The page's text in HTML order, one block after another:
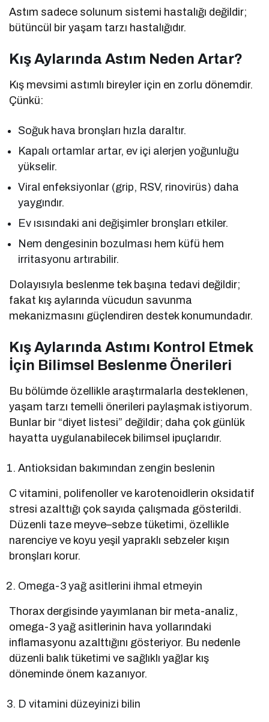
Astım sadece solunum sistemi hastalığı değildir;
bütüncül bir yaşam tarzı hastalığıdır.
Kış Aylarında Astım Neden Artar?
Kış mevsimi astımlı bireyler için en zorlu dönemdir.
Çünkü:
Soğuk hava bronşları hızla daraltır.
Kapalı ortamlar artar, ev içi alerjen yoğunluğu
yükselir.
Viral enfeksiyonlar (grip, RSV, rinovirüs) daha
yaygındır.
Ev ısısındaki ani değişimler bronşları etkiler.
Nem dengesinin bozulması hem küfü hem
irritasyonu artırabilir.
Dolayısıyla beslenme tek başına tedavi değildir;
fakat kış aylarında vücudun savunma
mekanizmasını güçlendiren destek konumundadır.
Kış Aylarında Astımı Kontrol Etmek
İçin Bilimsel Beslenme Önerileri
Bu bölümde özellikle araştırmalarla desteklenen,
yaşam tarzı temelli önerileri paylaşmak istiyorum.
Bunlar bir “diyet listesi” değildir; daha çok günlük
hayatta uygulanabilecek bilimsel ipuçlarıdır.
Antioksidan bakımından zengin beslenin
C vitamini, polifenoller ve karotenoidlerin oksidatif
stresi azalttığı çok sayıda çalışmada gösterildi.
Düzenli taze meyve–sebze tüketimi, özellikle
narenciye ve koyu yeşil yapraklı sebzeler kışın
bronşları korur.
Omega-3 yağ asitlerini ihmal etmeyin
Thorax dergisinde yayımlanan bir meta-analiz,
omega-3 yağ asitlerinin hava yollarındaki
inflamasyonu azalttığını gösteriyor. Bu nedenle
düzenli balık tüketimi ve sağlıklı yağlar kış
döneminde önem kazanıyor.
D vitamini düzeyinizi bilin